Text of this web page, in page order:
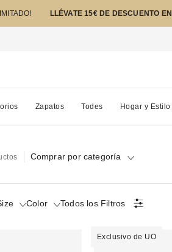
LLÉVATE 15€ DE DESCUENTO
Zapatos Todes Hogar y
Comprar por categoría
Color Todos los Filtros
Exclusivo de UO